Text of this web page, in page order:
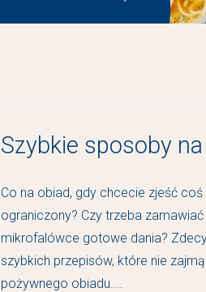
Szybkie sposoby
Co na obiad, gdy chcecie zjeść
ograniczony? Czy trzeba
mikrofalówce gotowe dania?
szybkich przepisów, które nie
pożywnego obiadu....